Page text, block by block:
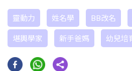
靈動力 姓名學 BB改名
堪輿學家
新手爸媽 幼兒培